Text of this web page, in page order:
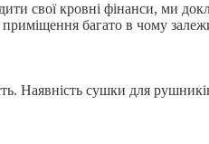
свої кровні фінанси, ми
багато в чому
Наявність сушки для